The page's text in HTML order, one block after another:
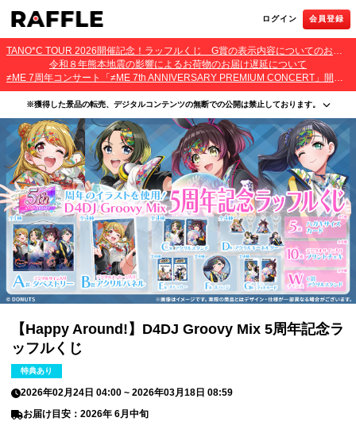
ログイン 会員登録
TANO*C TOUR 2026開催記念！ラッフルくじ G賞の表示内容についてのお詫びとご報告
令和８年熊本地震の影響によるお荷物のお届け遅延について
≠ME 7周年コンサート「≠ME 7th ANNIVERSARY PREMIUM CONCERT」開催記念ラッフルくじ 景品お届け遅延のお詫びとご案内
※獲得した景品の転売、デジタルコンテンツの無断での公開は禁止しております。
・本サービスで獲得された景品をオークション等へ出品する行為、その他営利目的での転売行
為は禁止しております。
・本サービスで獲得された動画･画像･ボイス等のデジタルコンテンツは、出品者が著作権を有
しております。無断でのSNS等での公開、譲渡、その他著作権を侵害する行為は禁止しており
ます。
・当選権利は当選者ご本人のみ有効となります。当選権利の譲渡、オークション等への出品、
その他営利目的での転売は禁止しております。
【Happy Around!】D4DJ Groovy Mix 5周年記念ラ
ッフルくじ
特典あり
2026年02月24日 04:00 ~2026年03月18日 08:59
お届け目安：2026年 6月中旬